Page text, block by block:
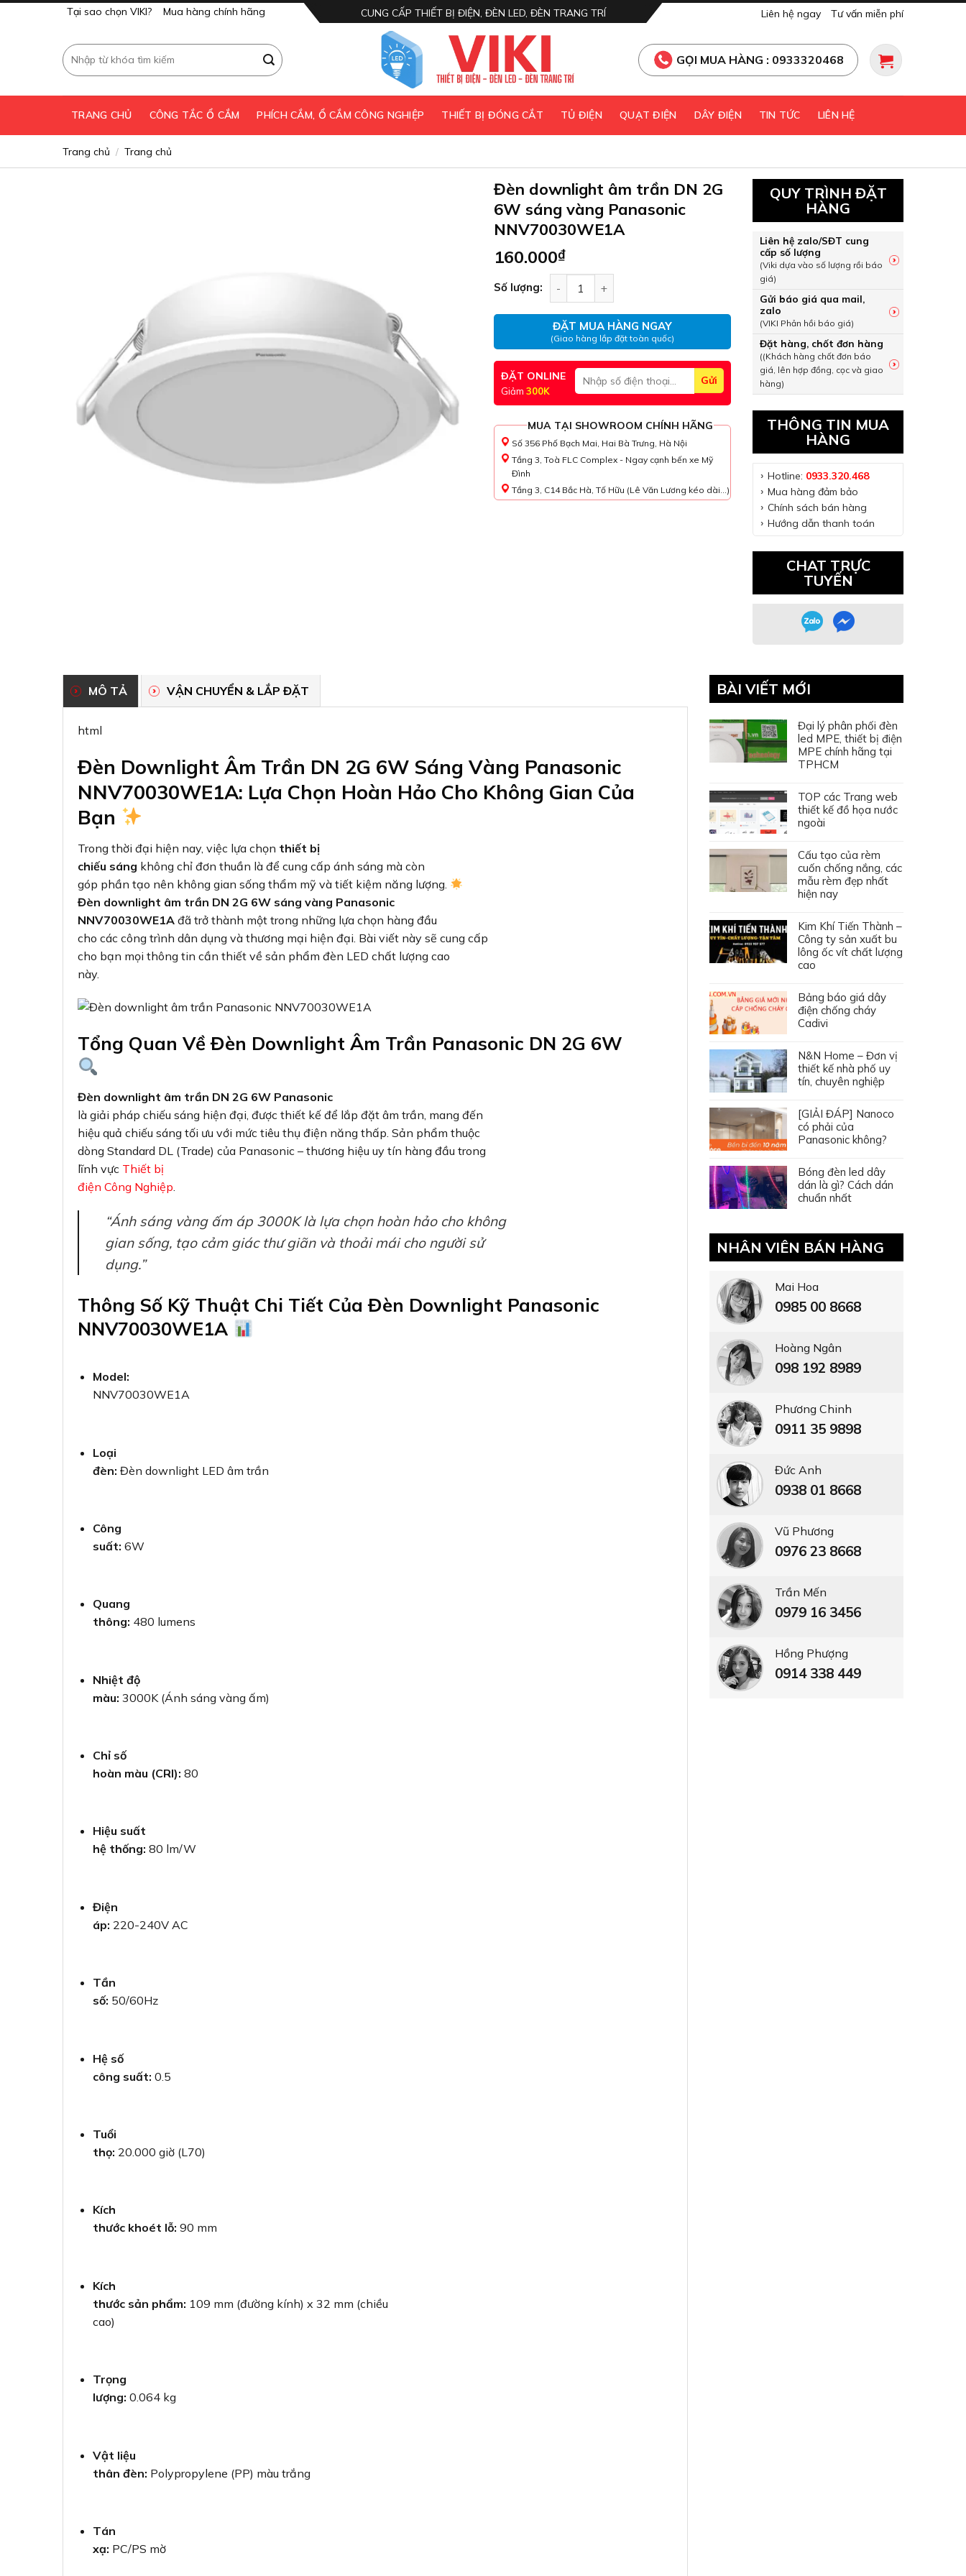
Tại sao chọn VIKI? Mua hàng chính hãng CUNG CẤP THIẾT BỊ ĐIỆN, ĐÈN LED, ĐÈN TRANG TRÍ Liên hệ ngay Tư vấn miễn phí
Tìm
kiếm:
GỌI MUA HÀNG : 0933320468
TRANG CHỦ CÔNG TẮC Ổ CẮM PHÍCH CẮM, Ổ CẮM CÔNG NGHIỆP THIẾT BỊ ĐÓNG CẮT TỦ ĐIỆN QUẠT ĐIỆN DÂY ĐIỆN TIN TỨC LIÊN HỆ
Trang chủ / Trang chủ
Đèn downlight âm trần DN 2G
6W sáng vàng Panasonic
NNV70030WE1A
160.000₫
Số lượng: Đèn downlight âm trần DN 2G 6W sáng vàng Panasonic NNV70030WE1A số
ĐẶT MUA HÀNG NGAY
(Giao hàng lắp đặt toàn quốc)
ĐẶT ONLINE
Giảm 300K
MUA TẠI SHOWROOM CHÍNH HÃNG
Số 356 Phố Bạch Mai, Hai Bà Trưng, Hà Nội
Tầng 3, Toà FLC Complex - Ngay cạnh bến xe Mỹ
Đình
Tầng 3, C14 Bắc Hà, Tố Hữu (Lê Văn Lương kéo dài...)
QUY TRÌNH ĐẶT
HÀNG
Liên hệ zalo/SĐT cung
cấp số lượng
(Viki dựa vào số lượng rồi báo
giá)
Gửi báo giá qua mail,
zalo
(VIKI Phản hồi báo giá)
Đặt hàng, chốt đơn hàng
((Khách hàng chốt đơn báo
giá, lên hợp đồng, cọc và giao
hàng)
THÔNG TIN MUA
HÀNG
Hotline: 0933.320.468
Mua hàng đảm bảo
Chính sách bán hàng
Hướng dẫn thanh toán
CHAT TRỰC
TUYẾN
MÔ TẢ VẬN CHUYỂN & LẮP ĐẶT
html
Đèn Downlight Âm Trần DN 2G 6W Sáng Vàng Panasonic
NNV70030WE1A: Lựa Chọn Hoàn Hảo Cho Không Gian Của
Bạn
Trong thời đại hiện nay, việc lựa chọn thiết bị
chiếu sáng không chỉ đơn thuần là để cung cấp ánh sáng mà còn
góp phần tạo nên không gian sống thẩm mỹ và tiết kiệm năng lượng.
Đèn downlight âm trần DN 2G 6W sáng vàng Panasonic
NNV70030WE1A đã trở thành một trong những lựa chọn hàng đầu
cho các công trình dân dụng và thương mại hiện đại. Bài viết này sẽ cung cấp
cho bạn mọi thông tin cần thiết về sản phẩm đèn LED chất lượng cao
này.
Tổng Quan Về Đèn Downlight Âm Trần Panasonic DN 2G 6W
Đèn downlight âm trần DN 2G 6W Panasonic
là giải pháp chiếu sáng hiện đại, được thiết kế để lắp đặt âm trần, mang đến
hiệu quả chiếu sáng tối ưu với mức tiêu thụ điện năng thấp. Sản phẩm thuộc
dòng Standard DL (Trade) của Panasonic – thương hiệu uy tín hàng đầu trong
lĩnh vực Thiết bị
điện Công Nghiệp
“Ánh sáng vàng ấm áp 3000K là lựa chọn hoàn hảo cho không
gian sống, tạo cảm giác thư giãn và thoải mái cho người sử
dụng.”
Thông Số Kỹ Thuật Chi Tiết Của Đèn Downlight Panasonic
NNV70030WE1A
Model:
NNV70030WE1A
Loại
đèn: Đèn downlight LED âm trần
Công
suất: 6W
Quang
thông: 480 lumens
Nhiệt độ
màu: 3000K (Ánh sáng vàng ấm)
Chỉ số
hoàn màu (CRI): 80
Hiệu suất
hệ thống: 80 lm/W
Điện
áp: 220-240V AC
Tần
số: 50/60Hz
Hệ số
công suất: 0.5
Tuổi
thọ: 20.000 giờ (L70)
Kích
thước khoét lỗ: 90 mm
Kích
thước sản phẩm: 109 mm (đường kính) x 32 mm (chiều
cao)
Trọng
lượng: 0.064 kg
Vật liệu
thân đèn: Polypropylene (PP) màu trắng
Tán
xạ: PC/PS mờ
BÀI VIẾT MỚI
Đại lý phân phối đèn
led MPE, thiết bị điện
MPE chính hãng tại
TPHCM
TOP các Trang web
thiết kế đồ họa nước
ngoài
Cấu tạo của rèm
cuốn chống nắng, các
mẫu rèm đẹp nhất
hiện nay
Kim Khí Tiến Thành –
Công ty sản xuất bu
lông ốc vít chất lượng
cao
Bảng báo giá dây
điện chống cháy
Cadivi
N&N Home – Đơn vị
thiết kế nhà phố uy
tín, chuyên nghiệp
[GIẢI ĐÁP] Nanoco
có phải của
Panasonic không?
Bóng đèn led dây
dán là gì? Cách dán
chuẩn nhất
NHÂN VIÊN BÁN HÀNG
Mai Hoa
0985 00 8668
Hoàng Ngân
098 192 8989
Phương Chinh
0911 35 9898
Đức Anh
0938 01 8668
Vũ Phương
0976 23 8668
Trần Mến
0979 16 3456
Hồng Phượng
0914 338 449